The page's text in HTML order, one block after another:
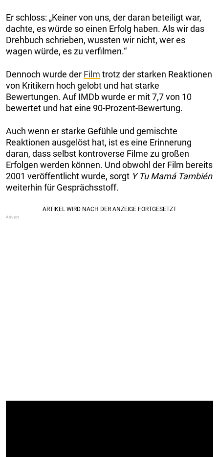
Er schloss: „Keiner von uns, der daran beteiligt war,
dachte, es würde so einen Erfolg haben. Als wir das
Drehbuch schrieben, wussten wir nicht, wer es
wagen würde, es zu verfilmen.“
Dennoch wurde der Film trotz der starken Reaktionen
von Kritikern hoch gelobt und hat starke
Bewertungen. Auf IMDb wurde er mit 7,7 von 10
bewertet und hat eine 90-Prozent-Bewertung.
Auch wenn er starke Gefühle und gemischte
Reaktionen ausgelöst hat, ist es eine Erinnerung
daran, dass selbst kontroverse Filme zu großen
Erfolgen werden können. Und obwohl der Film bereits
2001 veröffentlicht wurde, sorgt Y Tu Mamá También
weiterhin für Gesprächsstoff.